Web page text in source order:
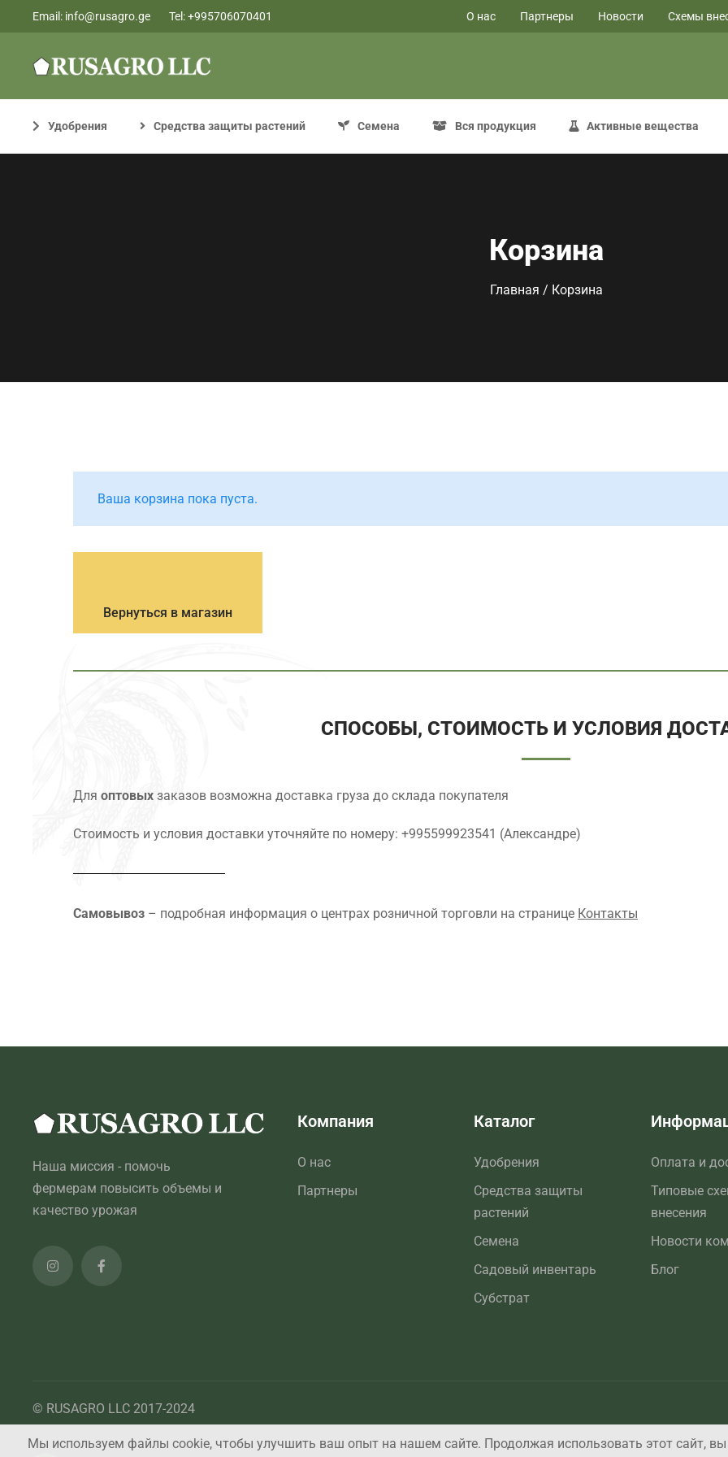
Email: info@rusagro.ge Tel:+995706070401 O нас Партнеры Новости Схемы
Удобрения Средства защиты растений Семена Вся продукция Активные вещества
Корзина
Главная / Корзина
Ваша корзина пока пуста.
Вернуться в магазин
СПОСОБЫ, СТОИМОСТЬ И УСЛОВИЯ
Для оптовых заказов возможна доставка груза до склада покупателя
Стоимость и условия доставки уточняйте по номеру: +995599923541 (Александре)
Самовывоз – подробная информация о центрах розничной торговли на странице Контакты
Наша миссия - помочь
фермерам повысить объемы и
качество урожая
Компания
О нас
Партнеры
Каталог
Удобрения
Средства защиты
растений
Семена
Садовый инвентарь
Субстрат
Оплата и
Типовые
внесения
Новости
Блог
© RUSAGRO LLC 2017-2024
Мы используем файлы cookie, чтобы улучшить ваш опыт на нашем сайте. Продолжая использовать этот сайт,